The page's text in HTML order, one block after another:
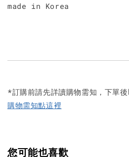
made in Korea
*訂購前請先詳讀購物需知，下單後
購物需知點這裡
您可能也喜歡